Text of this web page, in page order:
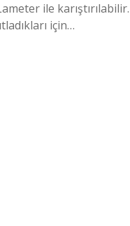
ile
için…